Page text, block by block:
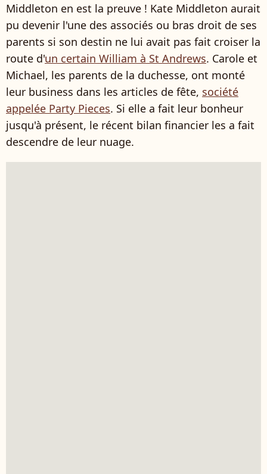
Middleton en est la preuve ! Kate Middleton aurait
pu devenir l'une des associés ou bras droit de ses
parents si son destin ne lui avait pas fait croiser la
route d'un certain William à St Andrews. Carole et
Michael, les parents de la duchesse, ont monté
leur business dans les articles de fête, société
appelée Party Pieces. Si elle a fait leur bonheur
jusqu'à présent, le récent bilan financier les a fait
descendre de leur nuage.